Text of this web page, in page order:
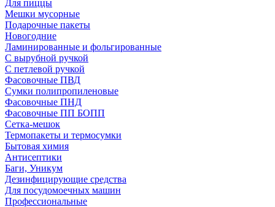
Для пиццы
Мешки мусорные
Подарочные пакеты
Новогодние
Ламинированные и фольгированные
С вырубной ручкой
С петлевой ручкой
Фасовочные ПВД
Сумки полипропиленовые
Фасовочные ПНД
Фасовочные ПП БОПП
Сетка-мешок
Термопакеты и термосумки
Бытовая химия
Антисептики
Баги, Уникум
Дезинфицирующие средства
Для посудомоечных машин
Профессиональные